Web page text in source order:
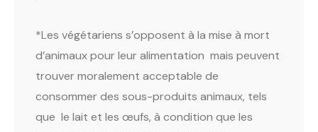
*Les végétariens s’opposent à la mise à mort
d’animaux pour leur alimentation mais peuvent
trouver moralement acceptable de
consommer des sous-produits animaux, tels
que le lait et les œufs, à condition que les